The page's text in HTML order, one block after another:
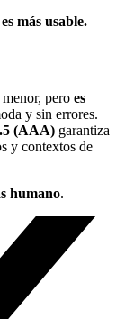
más usable.
pero es
y sin errores.
(AAA) garantiza
y contextos de
humano.